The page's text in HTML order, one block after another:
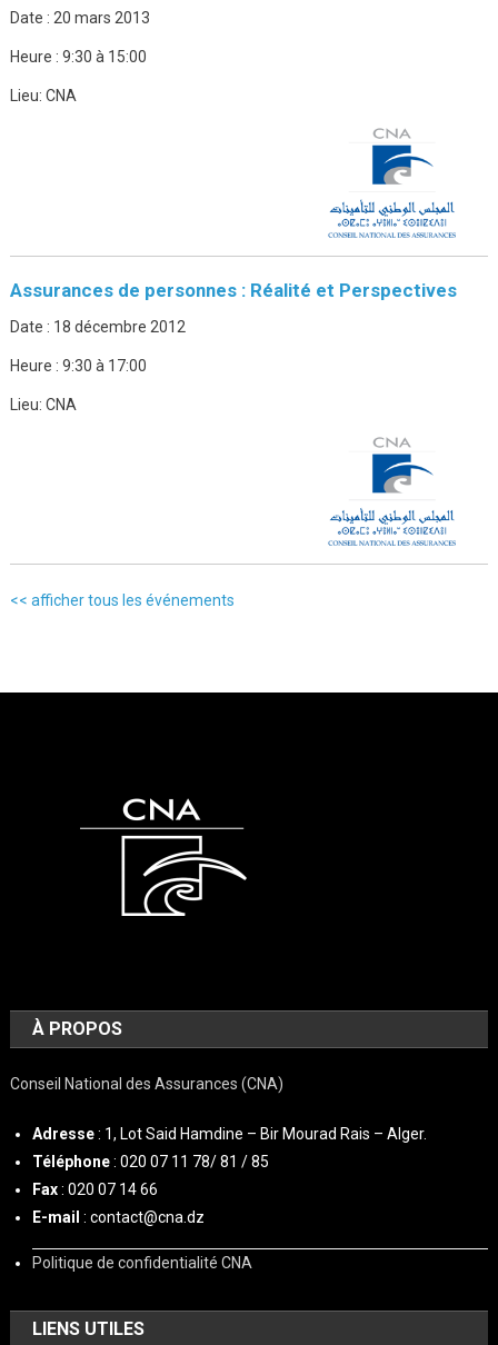
Date : 20 mars 2013
Heure : 9:30 à 15:00
Lieu: CNA
Assurances de personnes : Réalité et Perspectives
Date : 18 décembre 2012
Heure : 9:30 à 17:00
Lieu: CNA
<< afficher tous les événements
À PROPOS
Conseil National des Assurances (CNA)
Adresse: 1, Lot Said Hamdine – Bir Mourad Rais – Alger.
Téléphone: 020 07 11 78/ 81 / 85
Fax: 020 07 14 66
E-mail : contact@cna.dz
Politique de confidentialité CNA
LIENS UTILES